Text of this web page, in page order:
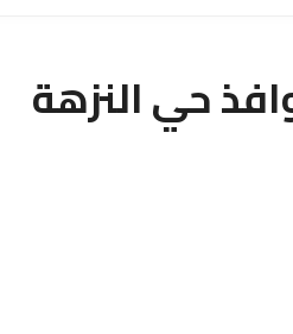
حي النزهة